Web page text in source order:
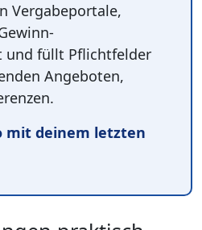
Vergabeportale,
und füllt Pflichtfelder
Angeboten,
mit deinem letzten